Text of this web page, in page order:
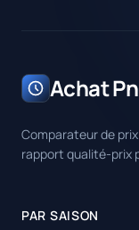
Achat
Comparateur de
rapport qualité-prix
PAR SAISON